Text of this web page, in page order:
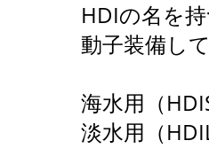
HDIの名を
動子装備し
海水用（
淡水用（